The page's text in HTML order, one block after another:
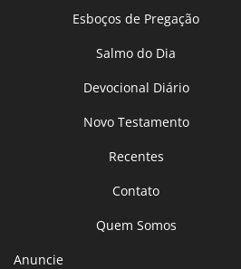
Esboços de Pregação
Salmo do Dia
Devocional Diário
Novo Testamento
Recentes
Contato
Quem Somos
Anuncie